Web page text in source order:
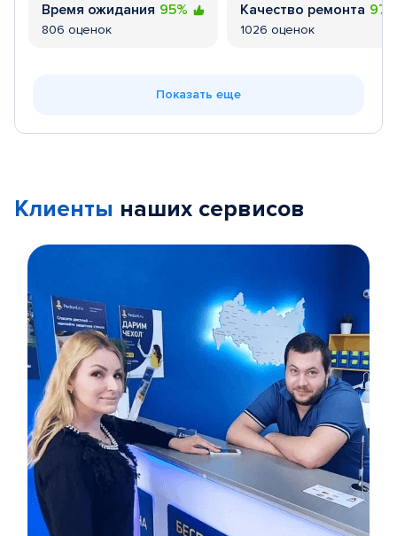
Время ожидания 95%
806 оценок
Качество ремонта
1026 оценок
Показать еще
Клиенты наших сервисов